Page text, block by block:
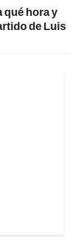
qué hora y
de Luis